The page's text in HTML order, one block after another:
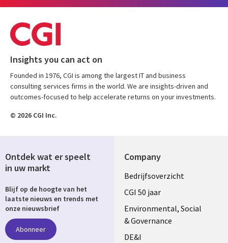
Insights you can act on
Founded in 1976, CGI is among the largest IT and business
consulting services firms in the world. We are insights-driven and
outcomes-focused to help accelerate returns on your investments.
© 2026 CGI Inc.
Company
Useful
links
NETHERLANDS
Bedrijfsoverzicht
CGI 50 jaar
Environmental, Social
& Governance
DE&I
Ontdek wat er speelt
in uw markt
Blijf op de hoogte van het
laatste nieuws en trends met
onze nieuwsbrief
Abonneer